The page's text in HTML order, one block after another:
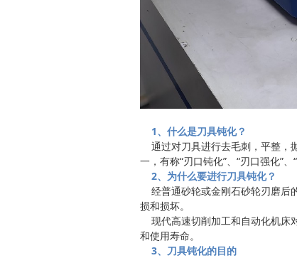
1、什么是刀具钝化？
通过对刀具进行去毛刺，平整，
一，有称“刃口钝化”、“刃口强化”
2、为什么要进行刀具钝化？
经普通砂轮或金刚石砂轮刃磨后
损和损坏。
现代高速切削加工和自动化机床
和使用寿命。
3、刀具钝化的目的